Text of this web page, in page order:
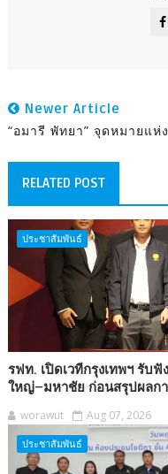
Newer Article
“อมารี พัทยา” จุดหมายแห่
RELATED POST
ประชาสัมพันธ์
รฟท. เปิดเวทีกรุงเทพฯ รับฟั
ใหญ่–มหาชัย ก่อนสรุปผลก
worawut Aug 07, 2026
ประชาสัมพันธ์